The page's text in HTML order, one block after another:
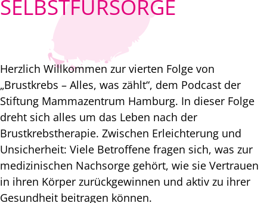
SELBSTFÜRSORGE
Herzlich Willkommen zur vierten Folge von
„Brustkrebs – Alles, was zählt“, dem Podcast der
Stiftung Mammazentrum Hamburg. In dieser Folge
dreht sich alles um das Leben nach der
Brustkrebstherapie. Zwischen Erleichterung und
Unsicherheit: Viele Betroffene fragen sich, was zur
medizinischen Nachsorge gehört, wie sie Vertrauen
in ihren Körper zurückgewinnen und aktiv zu ihrer
Gesundheit beitragen können.